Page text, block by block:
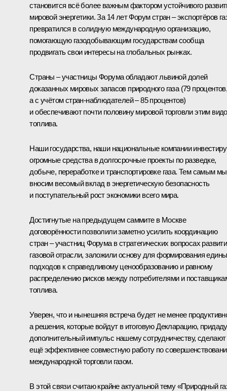
становится всё более важным фактором устойчивого
мировой энергетики. За 14 лет Форум стран – экспортёров
превратился в солидную международную организацию,
помогающую газодобывающим государствам сообща
продвигать свои интересы на глобальных рынках.
Страны – участницы Форума обладают львиной долей
доказанных мировых запасов природного газа (79
а с учётом стран-наблюдателей – 85 процентов)
и обеспечивают почти половину мировой торговли этим
топлива.
Наши государства, наши национальные компании
огромные средства в долгосрочные проекты по разведке,
добыче, переработке и транспортировке газа. Тем самым мы
вносим весомый вклад в энергетическую безопасность
и поступательный рост экономики всего мира.
Достигнутые на предыдущемсаммитев Москве
договорённости позволили заметно усилить координацию
стран – участниц Форума в стратегических вопросах
газовой отрасли, заложили основу для формирования
подходов к справедливому ценообразованию и равному
распределению рисков между потребителями и
топлива.
Уверен, что и нынешняя встреча будет не менее
а решения, которые войдут в итоговую Декларацию,
дополнительный импульс нашему сотрудничеству, сделают
ещё эффективнее совместную работу по
международной торговли газом.
В этой связи считаю крайне актуальной тему «Природный